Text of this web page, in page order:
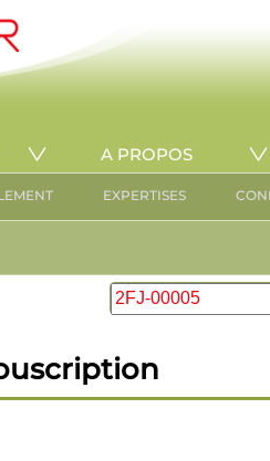
A PROPOS
EXPERTISES